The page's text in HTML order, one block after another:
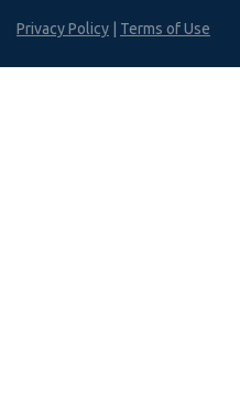
Privacy Policy Terms of Use